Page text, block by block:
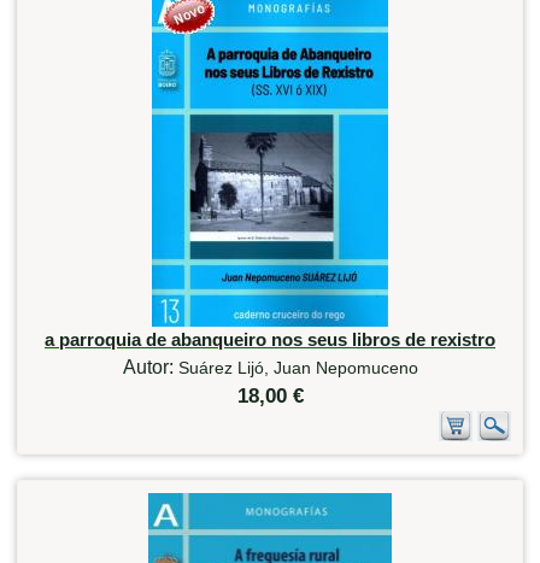
a parroquia de abanqueiro nos seus libros de rexistro
Autor: Suárez Lijó, Juan Nepomuceno
18,00 €